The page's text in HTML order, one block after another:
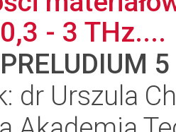
- 3 THz....
PRELUDIUM 5
dr Urszula